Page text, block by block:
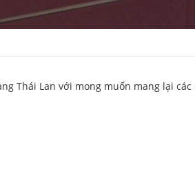
Thái Lan với mong muốn mang lại